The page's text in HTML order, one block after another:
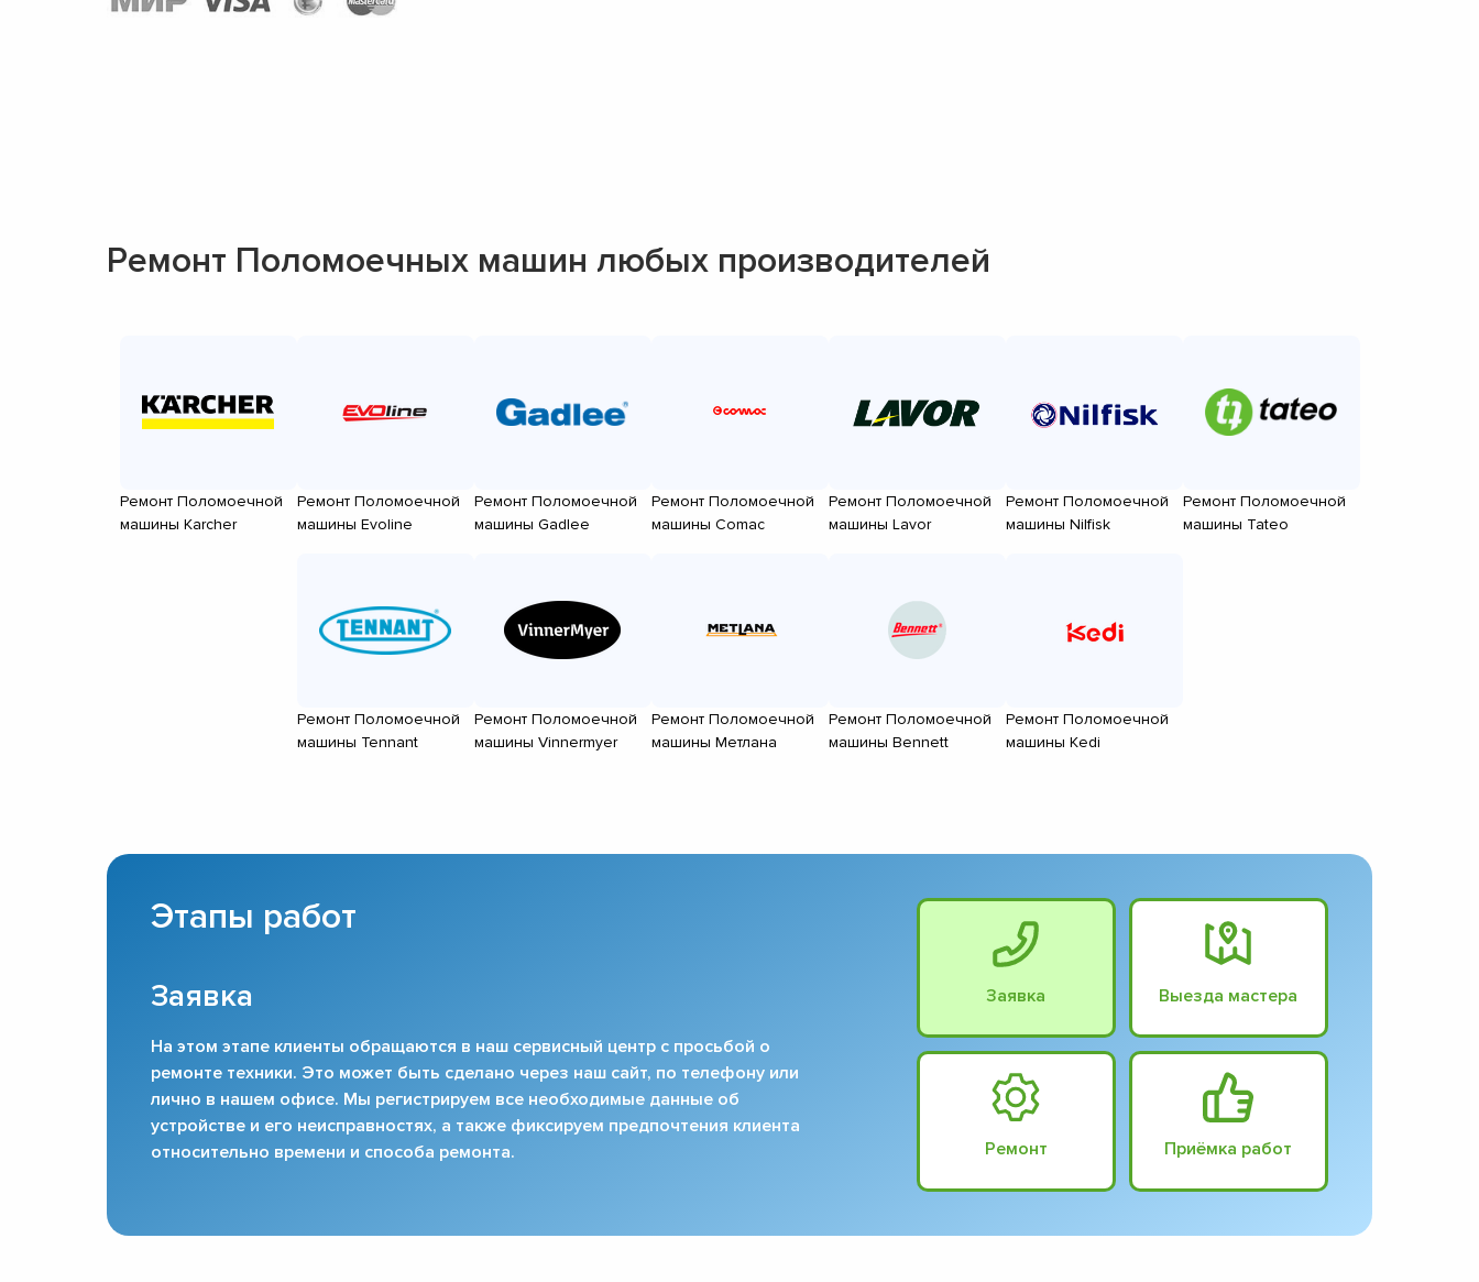
Ремонт Поломоечных машин любых производителей
Ремонт Поломоечной
машины Karcher
Ремонт Поломоечной
машины Evoline
Ремонт Поломоечной
машины Gadlee
Ремонт Поломоечной
машины Comac
Ремонт Поломоечной
машины Lavor
Ремонт Поломоечной
машины Nilfisk
Ремонт Поломоечной
машины Tateo
Ремонт Поломоечной
машины Tennant
Ремонт Поломоечной
машины Vinnermyer
Ремонт Поломоечной
машины Метлана
Ремонт Поломоечной
машины Bennett
Ремонт Поломоечной
машины Kedi
Этапы работ
Заявка
На этом этапе клиенты обращаются в наш сервисный центр с просьбой о
ремонте техники. Это может быть сделано через наш сайт, по телефону или
лично в нашем офисе. Мы регистрируем все необходимые данные об
устройстве и его неисправностях, а также фиксируем предпочтения клиента
относительно времени и способа ремонта.
Заявка Выезда мастера
Ремонт Приёмка работ